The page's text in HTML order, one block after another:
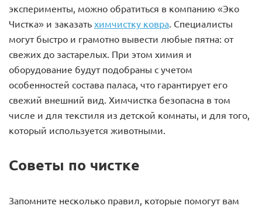
эксперименты, можно обратиться в компанию «Эко
Чистка» и заказать химчистку ковра . Специалисты
могут быстро и грамотно вывести любые пятна: от
свежих до застарелых. При этом химия и
оборудование будут подобраны с учетом
особенностей состава паласа, что гарантирует его
свежий внешний вид. Химчистка безопасна в том
числе и для текстиля из детской комнаты, и для того,
который используется животными.
Советы по чистке
Запомните несколько правил, которые помогут вам